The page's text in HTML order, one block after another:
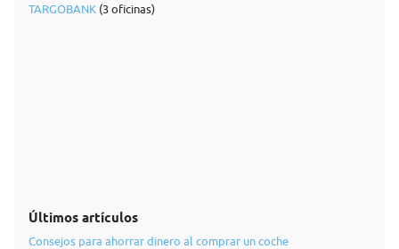
TARGOBANK (3 oficinas)
Últimos artículos
Consejos para ahorrar dinero al comprar un coche